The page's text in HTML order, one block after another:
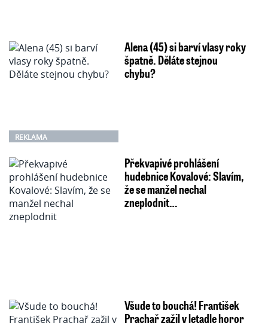
REKLAMA
Alena (45) si barví vlasy roky
špatně. Děláte stejnou
chybu?
Překvapivé prohlášení
hudebnice Kovalové: Slavím,
že se manžel nechal
zneplodnit…
Všude to bouchá! František
Prachař zažil v letadle horor